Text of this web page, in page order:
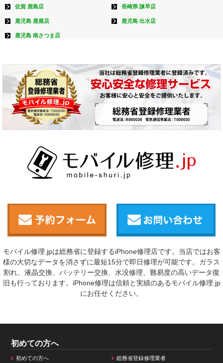
佐賀 鹿島店 長崎県 諫早店
鹿児島 鹿屋店 鹿児島 出水店
鹿児島 南さつま店
モバイル修理.jpは総務省に登録するiPhone修理店です。当店ではお客
様の大切なデータを消さずに最短15分で即日修理が可能です。ガラス
割れ、液晶交換、バッテリー交換、水没修理、難易度の高いデータ復
旧も行っております。iPhone修理は信頼と実績のあるモバイル修理.jp
にお任せください。
初めての方へ
初めての方へ 総務省登録修理業者